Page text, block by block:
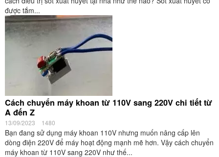
được tắm...
Cách chuyển máy khoan từ 110V sang 220V chi tiết từ
A đến Z
13/09/2023 1480
Bạn đang sử dụng máy khoan 110V nhưng muốn nâng cấp lên
dòng điện 220V để máy hoạt động mạnh mẽ hơn. Vậy cách chuyển
máy khoan từ 110V sang 220V như thế...